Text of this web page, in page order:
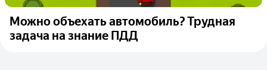
Можно объехать автомобиль? Трудная
задача на знание ПДД